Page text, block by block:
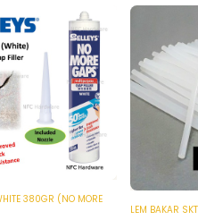
380GR (NO MORE
LEM BAKAR